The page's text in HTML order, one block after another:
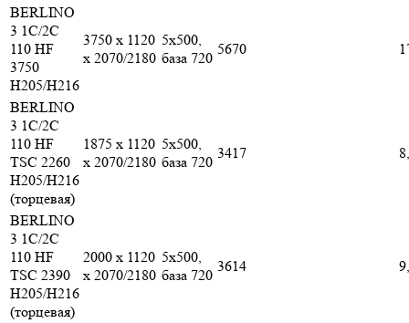
BERLINO
3 1C/2C
110 HF
3750
H205/H216
3750 x 1120
x 2070/2180
5х500,
база 720
5670
BERLINO
3 1C/2C
110 HF
TSC 2260
H205/H216
(торцевая)
1875 x 1120
x 2070/2180
5х500,
база 720
3417
BERLINO
3 1C/2C
110 HF
TSC 2390
H205/H216
(торцевая)
2000 x 1120
x 2070/2180
5х500,
база 720
3614